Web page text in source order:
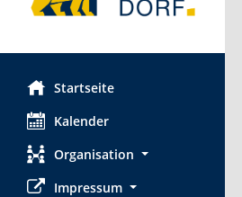
Startseite
Kalender
Organisation
Impressum